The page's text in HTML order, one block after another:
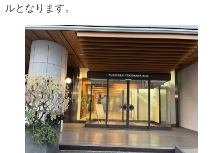
ルとなります。